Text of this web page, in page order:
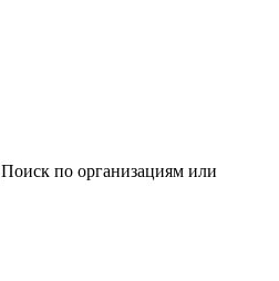
Поиск по организациям или